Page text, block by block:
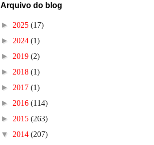
Arquivo do blog
► 2025 (17)
► 2024 (1)
► 2019 (2)
► 2018 (1)
► 2017 (1)
► 2016 (114)
► 2015 (263)
▼ 2014 (207)